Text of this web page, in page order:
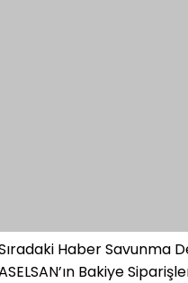
HaberSavunma
Bakiye